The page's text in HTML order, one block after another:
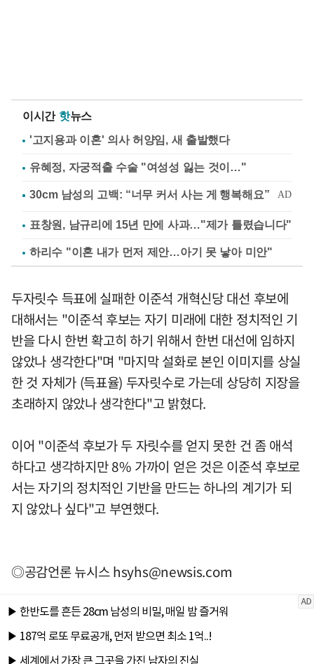
이시간 핫뉴스
'고지용과 이혼' 의사 허양임, 새 출발했다
유혜정, 자궁적출 수술 "여성성 잃는 것이…"
표창원, 남규리에 15년 만에 사과…"제가 틀렸습니다"
하리수 "이혼 내가 먼저 제안…아기 못 낳아 미안"
두자릿수 득표에 실패한 이준석 개혁신당 대선 후보에
대해서는 "이준석 후보는 자기 미래에 대한 정치적인 기
반을 다시 한번 확고히 하기 위해서 한번 대선에 임하지
않았나 생각한다"며 "마지막 설화로 본인 이미지를 상실
한 것 자체가 (득표율) 두자릿수로 가는데 상당히 지장을
초래하지 않았나 생각한다"고 밝혔다.
이어 "이준석 후보가 두 자릿수를 얻지 못한 건 좀 애석
하다고 생각하지만 8% 가까이 얻은 것은 이준석 후보로
서는 자기의 정치적인 기반을 만드는 하나의 계기가 되
지 않았나 싶다"고 부연했다.
◎공감언론 뉴시스hsyhs@newsis.com